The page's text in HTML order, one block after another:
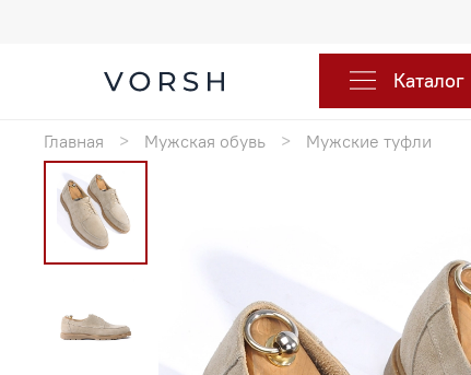
Каталог
Главная Мужская обувь Мужские туфли